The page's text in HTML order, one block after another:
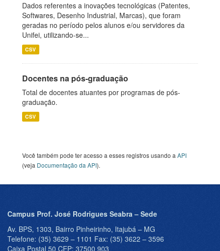
Dados referentes a inovações tecnológicas (Patentes,
Softwares, Desenho Industrial, Marcas), que foram
geradas no período pelos alunos e/ou servidores da
Unifei, utilizando-se...
CSV
Docentes na pós-graduação
Total de docentes atuantes por programas de pós-
graduação.
CSV
Você também pode ter acesso a esses registros usando a API
(veja Documentação da API).
Campus Prof. José Rodrigues Seabra – Sede
Av. BPS, 1303, Bairro Pinheirinho, Itajubá – MG
Telefone: (35) 3629 – 1101 Fax: (35) 3622 – 3596
Caixa Postal 50 CEP: 37500 903